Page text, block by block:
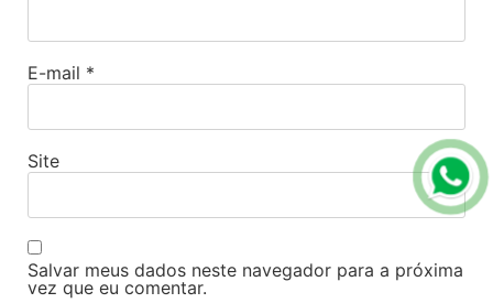
E-mail *
Site
Salvar meus dados neste navegador para a próxima
vez que eu comentar.